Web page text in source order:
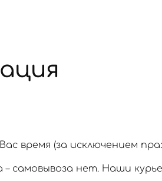
время (за исключением
– самовывоза нет. Наши